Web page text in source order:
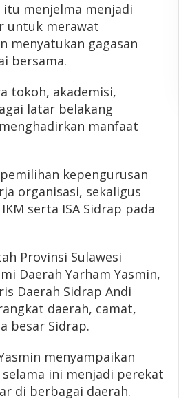
itu menjelma menjadi
untuk merawat
menyatukan gagasan
bersama.
tokoh, akademisi,
latar belakang
manfaat
kepengurusan
organisasi, sekaligus
serta ISA Sidrap pada
Provinsi Sulawesi
Daerah Yarham Yasmin,
Daerah Sidrap Andi
daerah, camat,
besar Sidrap.
menyampaikan
selama ini menjadi perekat
di berbagai daerah.